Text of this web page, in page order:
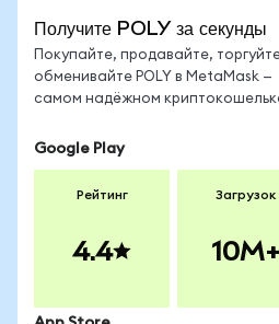
Получите POLY за секунды
Покупайте, продавайте,
обменивайте POLY в MetaMask —
самом надёжном
Google Play
Рейтинг
4.4
Загрузок
10M+